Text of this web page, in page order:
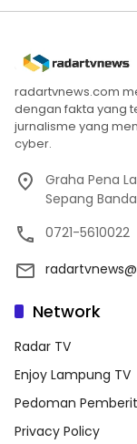
radartvnews.com
dengan fakta yang
jurnalisme yang
cyber.
Graha Pena
Sepang
0721-5610022
Network
Radar TV
Enjoy Lampung TV
Pedoman
Privacy Policy